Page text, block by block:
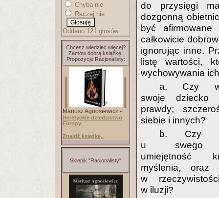
Chyba nie
Raczej nie
Oddano 121 głosów.
Chcesz wiedzieć więcej?
Zamów dobrą książkę.
Propozycje Racjonalisty:
Mariusz Agnosiewicz -
Heretyckie dziedzictwo
Europy
Znajdź książkę..
Sklepik "Racjonalisty"
do przysięgi
dozgonną
być
całkowicie
ignorując inne.
listę wartości,
wychowywania
a. Czy
swoje dziecko
prawdy;
siebie i innych?
b. Czy
u swego
umiejętność
myślenia, oraz
w
w iluzji?